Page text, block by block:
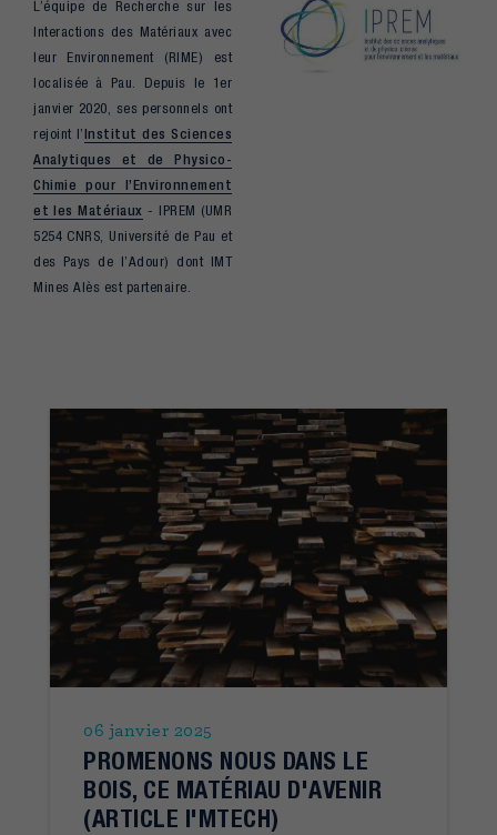
L’équipe de Recherche sur les
Interactions des Matériaux avec
leur Environnement (RIME) est
localisée à Pau. Depuis le 1er
janvier 2020, ses personnels ont
rejoint l’Institut des Sciences
Analytiques et de Physico-
Chimie pour l’Environnement
et les Matériaux - IPREM (UMR
5254 CNRS, Université de Pau et
des Pays de l’Adour) dont IMT
Mines Alès est partenaire.
06 janvier 2025
PROMENONS NOUS DANS LE
BOIS, CE MATÉRIAU D'AVENIR
(ARTICLE I'MTECH)